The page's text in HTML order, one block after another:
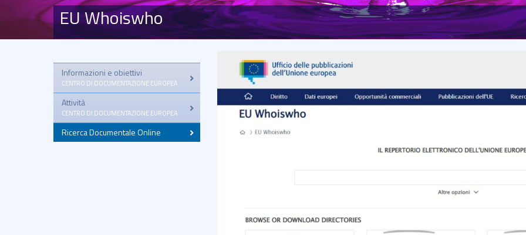
EU Whoiswho
Informazioni e obiettivi
CENTRO DI DOCUMENTAZIONE EUROPEA
Attività
CENTRO DI DOCUMENTAZIONE EUROPEA
Ricerca Documentale Online